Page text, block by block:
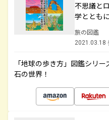
不思議と
学ととも
旅の図鑑
2021.03.18
「地球の歩き方」図鑑シリ
石の世界！